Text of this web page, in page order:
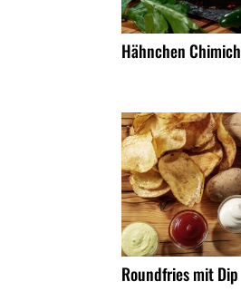
Hähnchen
Roundfries mit Dip